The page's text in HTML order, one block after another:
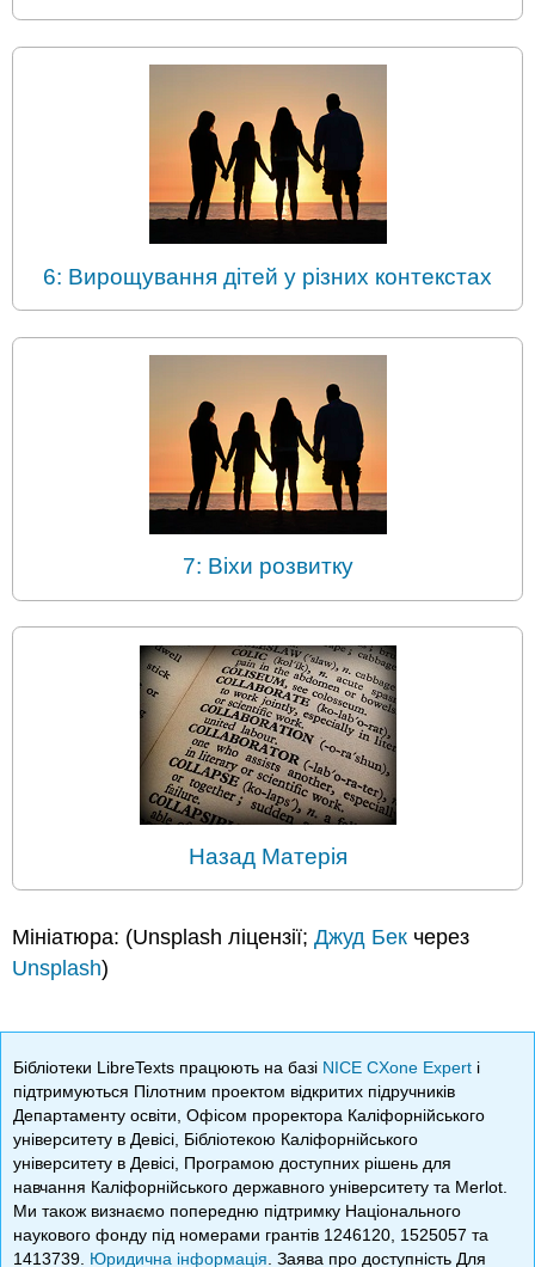
6: Вирощування дітей у різних контекстах
7: Віхи розвитку
Назад Матерія
Мініатюра: (Unsplash ліцензії;Джуд Бек через
Unsplash)
Бібліотеки LibreTexts працюють на базі NICE CXone Expert і
підтримуються Пілотним проектом відкритих підручників
Департаменту освіти, Офісом проректора Каліфорнійського
університету в Девісі, Бібліотекою Каліфорнійського
університету в Девісі, Програмою доступних рішень для
навчання Каліфорнійського державного університету та Merlot.
Ми також визнаємо попередню підтримку Національного
наукового фонду під номерами грантів 1246120, 1525057 та
1413739. Юридична інформація . Заява про доступність Для